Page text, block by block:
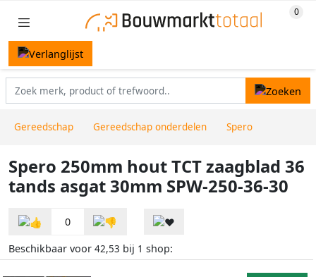
Gereedschap Gereedschap onderdelen Spero
Spero 250mm hout TCT zaagblad 36
tands asgat 30mm SPW-250-36-30
0
Beschikbaar voor 42,53 bij 1 shop: